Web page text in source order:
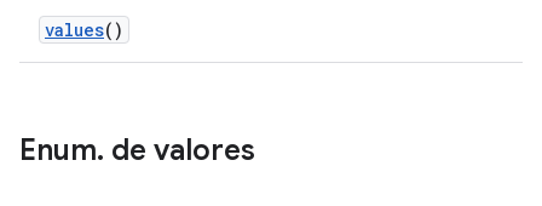
values()
Enum. de valores